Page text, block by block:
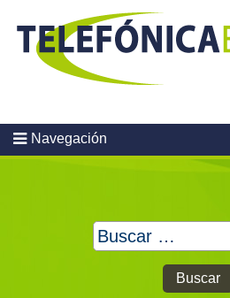
content
Navegación
Buscar: